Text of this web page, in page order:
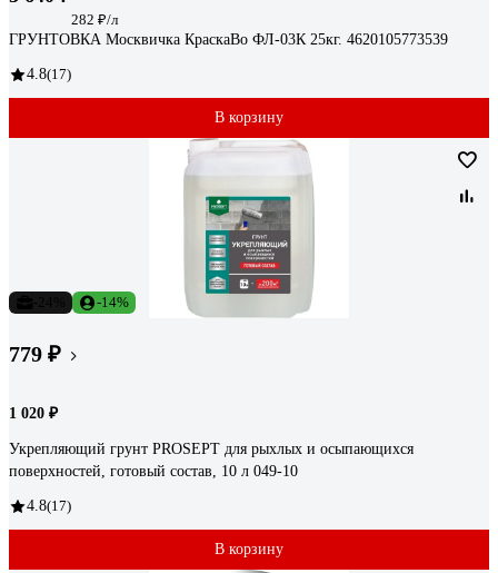
282 ₽/л
ГРУНТОВКА Москвичка КраскаВо ФЛ-03К 25кг. 4620105773539
4.8(17)
В корзину
-14%
779 ₽
1 020 ₽
Укрепляющий грунт PROSEPT для рыхлых и осыпающихся
поверхностей, готовый состав, 10 л 049-10
4.8(17)
В корзину